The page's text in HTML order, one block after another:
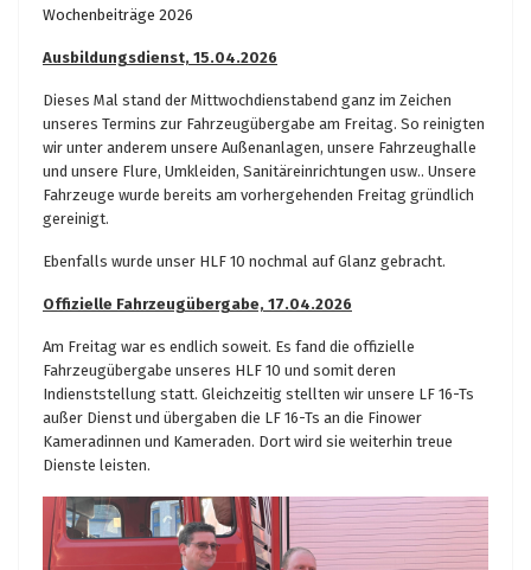
Wochenbeiträge 2026
Ausbildungsdienst, 15.04.2026
Dieses Mal stand der Mittwochdienstabend ganz im Zeichen
unseres Termins zur Fahrzeugübergabe am Freitag. So reinigten
wir unter anderem unsere Außenanlagen, unsere Fahrzeughalle
und unsere Flure, Umkleiden, Sanitäreinrichtungen usw.. Unsere
Fahrzeuge wurde bereits am vorhergehenden Freitag gründlich
gereinigt.
Ebenfalls wurde unser HLF 10 nochmal auf Glanz gebracht.
Offizielle Fahrzeugübergabe, 17.04.2026
Am Freitag war es endlich soweit. Es fand die offizielle
Fahrzeugübergabe unseres HLF 10 und somit deren
Indienststellung statt. Gleichzeitig stellten wir unsere LF 16-Ts
außer Dienst und übergaben die LF 16-Ts an die Finower
Kameradinnen und Kameraden. Dort wird sie weiterhin treue
Dienste leisten.